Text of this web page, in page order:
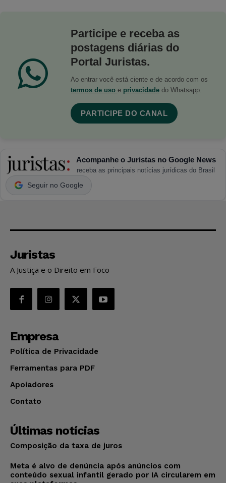
Participe e receba as
postagens diárias do
Portal Juristas.
Ao entrar você está ciente e de acordo com os
termos de uso e privacidade do Whatsapp.
PARTICIPE DO CANAL
Acompanhe o Juristas no Google News
receba as principais notícias jurídicas do Brasil
Seguir no Google
Juristas
A Justiça e o Direito em Foco
Empresa
Política de Privacidade
Ferramentas para PDF
Apoiadores
Contato
Últimas notícias
Composição da taxa de juros
Meta é alvo de denúncia após anúncios com
conteúdo sexual infantil gerado por IA circularem em